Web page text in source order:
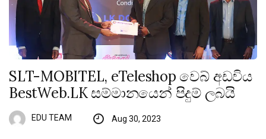
SLT-MOBITEL, eTeleshop වෙබ් අඩවිය
BestWeb.LK සම්මානයෙන් පිදුම් ලබයි
EDU TEAM Aug 30, 2023